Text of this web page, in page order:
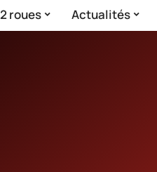
2 roues Actualités